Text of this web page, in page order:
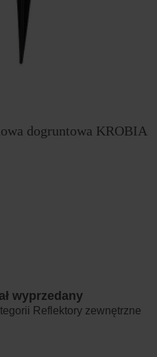
dogruntowa KROBIA
wyprzedany
Reflektory zewnętrzne